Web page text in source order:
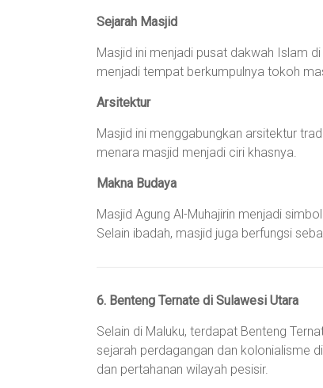
Sejarah Masjid
Masjid ini menjadi pusat dakwah Islam
menjadi tempat berkumpulnya tokoh
Arsitektur
Masjid ini menggabungkan arsitektur
menara masjid menjadi ciri khasnya.
Makna Budaya
Masjid Agung Al-Muhajirin menjadi
Selain ibadah, masjid juga berfungsi
6. Benteng Ternate di Sulawesi Utara
Selain di Maluku, terdapat Benteng
sejarah perdagangan dan kolonialisme
dan pertahanan wilayah pesisir.